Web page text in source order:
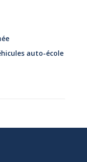
auto-école